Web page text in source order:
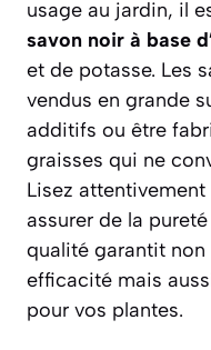
usage au jardin, il
savon noir à base
et de potasse. Les
vendus en grande
additifs ou être
graisses qui ne
Lisez
assurer de la
qualité garantit non
efficacité mais
pour vos plantes.